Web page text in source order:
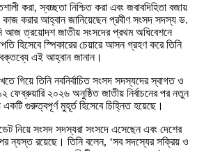
করা, স্বচ্ছতা নিশ্চিত করা এবং জবাবদিহিতা বজায়
করার আহ্বান জানিয়েছেন প্রবীণ সংসদ সদস্য ড.
আজ ত্রয়োদশ জাতীয় সংসদের প্রথম অধিবেশনে
হিসেবে স্পিকারের চেয়ারে আসন গ্রহণ করে তিনি
এই আহ্বান জানান।
গিয়ে তিনি নবনির্বাচিত সংসদ সদস্যদের স্বাগত ও
ফেব্রুয়ারি ২০২৬ অনুষ্ঠিত জাতীয় নির্বাচনের পর নতুন
একটি গুরুত্বপূর্ণ মুহূর্ত হিসেবে চিহ্নিত হয়েছে।
নিয়ে সংসদ সদস্যরা সংসদে এসেছেন এবং দেশের
ন্যস্ত রয়েছে। তিনি বলেন, ‘সব সদস্যের সক্রিয় ও